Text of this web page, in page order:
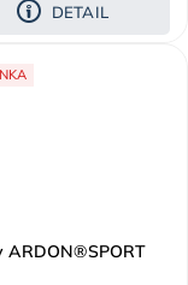
DETAIL
ARDON®SPORT